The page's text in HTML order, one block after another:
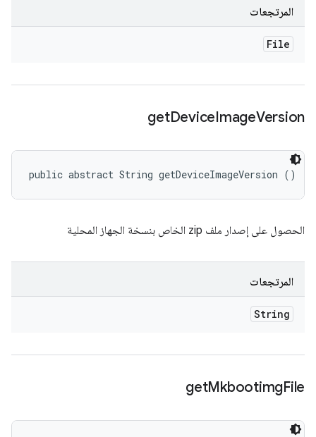
المرتجعات
File
getDeviceImageVersion
public abstract String getDeviceImageVersion ()
الحصول على إصدار ملف zip الخاص بنسخة الجهاز المحلية
المرتجعات
String
getMkbootimgFile